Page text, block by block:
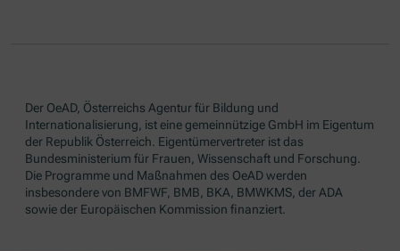
Der OeAD, Österreichs Agentur für Bildung und
Internationalisierung, ist eine gemeinnützige GmbH im Eigentum
der Republik Österreich. Eigentümervertreter ist das
Bundesministerium für Frauen, Wissenschaft und Forschung.
Die Programme und Maßnahmen des OeAD werden
insbesondere von BMFWF, BMB, BKA, BMWKMS, der ADA
sowie der Europäischen Kommission finanziert.